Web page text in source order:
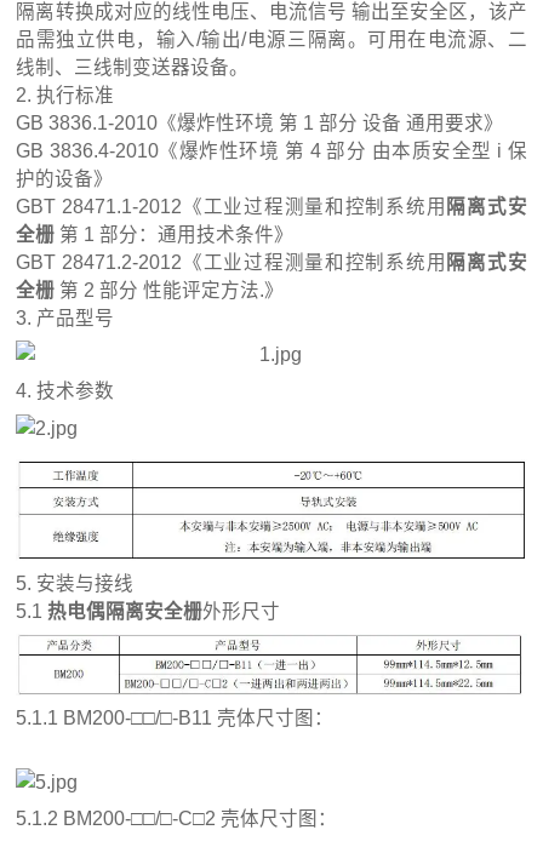
隔离转换成对应的线性电压、电流信号 输出至安全区，该产
品需独立供电，输入/输出/电源三隔离。可用在电流源、二
线制、三线制变送器设备。
2. 执行标准
GB 3836.1-2010《爆炸性环境 第 1 部分 设备 通用要求》
GB 3836.4-2010《爆炸性环境 第 4 部分 由本质安全型 i 保
护的设备》
GBT 28471.1-2012《工业过程测量和控制系统用 隔离式安
全栅 第 1 部分：通用技术条件》
GBT 28471.2-2012《工业过程测量和控制系统用 隔离式安
全栅 第 2 部分 性能评定方法.》
3. 产品型号
4. 技术参数
5. 安装与接线
5.1热电偶隔离安全栅外形尺寸
5.1.1 BM200-□□/□-B11 壳体尺寸图：
5.1.2 BM200-□□/□-C□2 壳体尺寸图：